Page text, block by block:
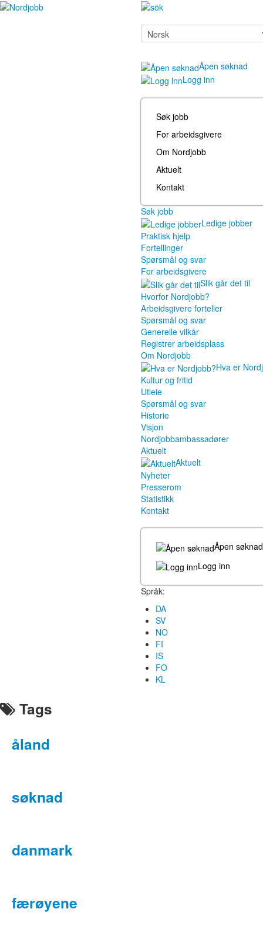
Åpen søknad
Logg inn
Søk jobb
For arbeidsgivere
Om Nordjobb
Aktuelt
Kontakt
Søk jobb
Ledige jobber
Praktisk hjelp
Fortellinger
Spørsmål og svar
For arbeidsgivere
Slik går det til
Hvorfor Nordjobb?
Arbeidsgivere forteller
Spørsmål og svar
Generelle vilkår
Registrer arbeidsplass
Om Nordjobb
Hva er
Kultur og fritid
Utleie
Spørsmål og svar
Historie
Visjon
Nordjobbambassadører
Aktuelt
Aktuelt
Nyheter
Presserom
Statistikk
Kontakt
Åpen søknad
Logg inn
Språk:
DA
SV
NO
FI
IS
FO
KL
Tags
åland
søknad
danmark
færøyene